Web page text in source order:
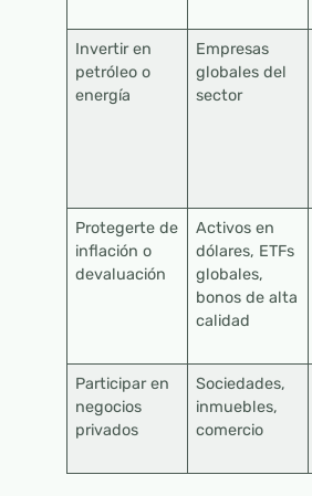
Invertir en
petróleo o
energía
Empresas
globales del
sector
Protegerte de
inflación o
devaluación
Activos en
dólares, ETFs
globales,
bonos de alta
calidad
Participar en
negocios
privados
Sociedades,
inmuebles,
comercio